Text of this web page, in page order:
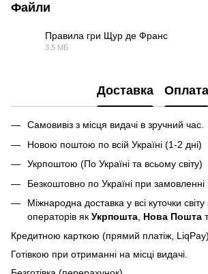
Файли
Правила гри Щур де Франс
3.5 МБ
Доставка Оплата
Самовивіз з місця видачі в зручний час.
Новою поштою по всій Україні (1-2 дні)
Укрпоштою (По Україні та всьому світу)
Безкоштовно по Україні при замовленні
Міжнародна доставка у всі куточки
операторів як Укрпошта Нова Пошта
Кредитною карткою (прямий платіж, LiqPay)
Готівкою при отриманні на місці видачі.